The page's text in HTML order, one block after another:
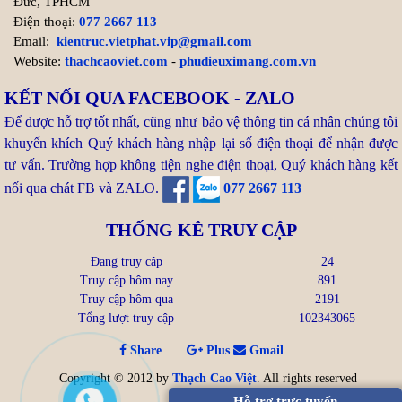
2027: Cơ hội Vàng đón thọ
tuổi 59
Bước sang năm 2027 (Đinh
Mùi), gia chủ tuổi Kỷ Dậu 1969
chạm ngưỡng 59 tuổi (tuổi mụ). Trong dân gian, nhiều người
thường e ngại ...
Xem thêm >>
Tuổi Canh Tuất 1970 làm nhà
2027: Đắc Nhất Cát - Vạn Sự
Bước sang năm 2027 (Đinh
Mùi), gia chủ tuổi Canh Tuất
1970 chạm ngưỡng 58 tuổi (tuổi mụ). Đây là giai đoạn "độ ...
Xem thêm >>
Điện thoại: 077 2667 113
Email: kientruc.vietphat.vip@gmail.com
Website: thachcaoviet.com - phudieuximang.com.vn
KẾT NỐI QUA FACEBOOK - ZALO
Để được hỗ trợ tốt nhất, cũng như bảo vệ thông tin cá nhân chúng tôi
khuyến khích Quý khách hàng nhập lại số điện thoại để nhận được
tư vấn. Trường hợp không tiện nghe điện thoại, Quý khách hàng kết
nối qua chát FB và ZALO.
077 2667 113
THỐNG KÊ TRUY CẬP
Đang truy cập
24
Truy cập hôm nay
891
Truy cập hôm qua
2191
Tổng lượt truy cập
102343065
Share Plus Gmail
Copyright © 2012 by Thạch Cao Việt. All rights reserved